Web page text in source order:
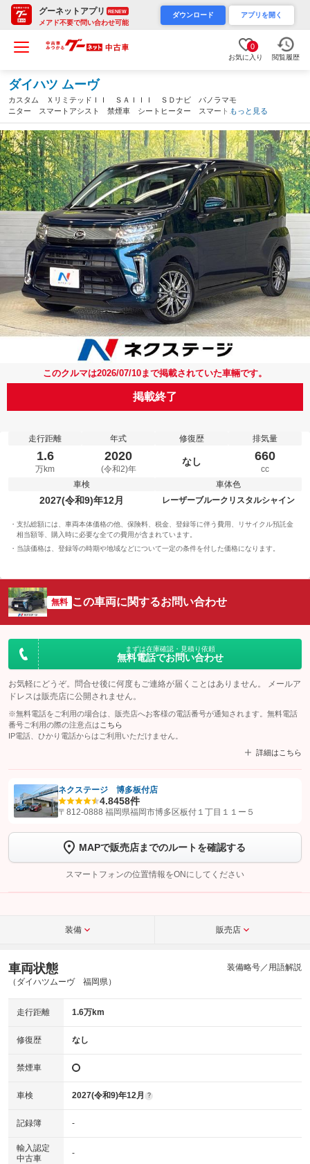
グーネットアプリ RENEW
メアド不要で問い合わせ可能
ダウンロード アプリを開く
0
お気に入り 閲覧履歴
ダイハツ ムーヴ
カスタム ＸリミテッドＩＩ ＳＡＩＩＩ ＳＤナビ パノラマモ
ニター スマートアシスト 禁煙車 シートヒーター スマートキ
ー ＬＥＤヘッドライト ハイビームアシスト オートエアコン
オートライト（福岡県）
もっと見る
このクルマは2026/07/10まで掲載されていた車輛です。
掲載終了
走行距離
1.6
万km
年式
2020
(令和2)年
修復歴
なし
排気量
660
cc
車検
2027(令和9)年12月
車体色
レーザーブルークリスタルシャイン
支払総額には、車両本体価格の他、保険料、税金、登録等に伴う費用、リサイクル預託金
相当額等、購入時に必要な全ての費用が含まれています。
当該価格は、登録等の時期や地域などについて一定の条件を付した価格になります。
無料 この車両に関するお問い合わせ
まずは在庫確認・見積り依頼
無料電話でお問い合わせ
お気軽にどうぞ。問合せ後に何度もご連絡が届くことはありません。 メールア
ドレスは販売店に公開されません。
※無料電話をご利用の場合は、販売店へお客様の電話番号が通知されます。無料電話
番号ご利用の際の注意点は こちら
IP電話、ひかり電話からはご利用いただけません。
詳細はこちら
【STEP1】認証画面でグーネットを友だち追加してから「許可する」ボタンを押
トーク画面で
ボタンをタップして問い合わせを
完了してください。
こちら
ネクステージ 博多板付店
4.8458件
〒812-0888 福岡県福岡市博多区板付１丁目１１ー５
MAPで販売店までのルートを確認する
スマートフォンの位置情報をONにしてください
装備 販売店
車両状態
（ダイハツムーヴ 福岡県）
装備略号／用語解説
走行距離 1.6万km
修復歴 なし
禁煙車
車検 2027(令和9)年12月 ?
記録簿 -
輸入認定
中古車
-